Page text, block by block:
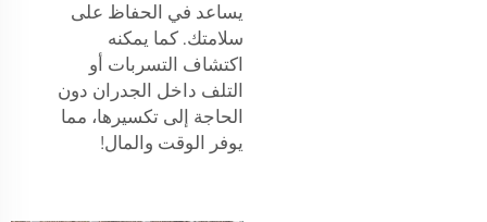
يساعد في الحفاظ على
سلامتك. كما يمكنه
اكتشاف التسربات أو
التلف داخل الجدران دون
الحاجة إلى تكسيرها، مما
يوفر الوقت والمال!